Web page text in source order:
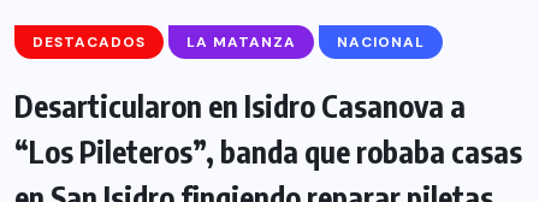
DESTACADOS LA MATANZA NACIONAL
Desarticularon en Isidro Casanova a
“Los Pileteros”, banda que robaba casas